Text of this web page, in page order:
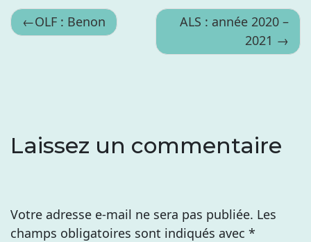
Navigation
OLF : Benon
ALS : année 2020 –
2021
Laissez un commentaire
Votre adresse e-mail ne sera pas publiée. Les
champs obligatoires sont indiqués avec *